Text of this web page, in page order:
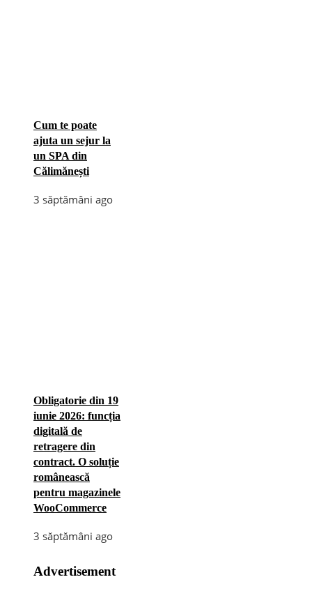
Cum te poate
ajuta un sejur la
un SPA din
Călimănești
3 săptămâni ago
Obligatorie din 19
iunie 2026: funcția
digitală de
retragere din
contract. O soluție
românească
pentru magazinele
WooCommerce
3 săptămâni ago
Advertisement